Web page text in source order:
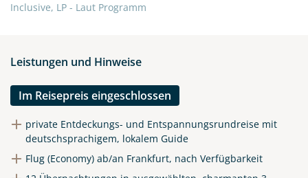
Inclusive, LP - Laut Programm
Leistungen und Hinweise
Im Reisepreis eingeschlossen
private Entdeckungs- und Entspannungsrundreise mit
deutschsprachigem, lokalem Guide
Flug (Economy) ab/an Frankfurt, nach Verfügbarkeit